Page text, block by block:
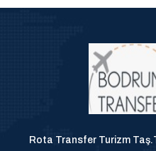
Rota Transfer Turizm